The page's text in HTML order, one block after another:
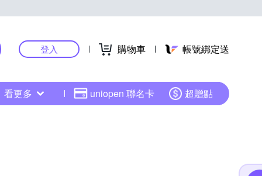
登入 購物車 帳號綁定送
看更多 uniopen 聯名卡 超贈點